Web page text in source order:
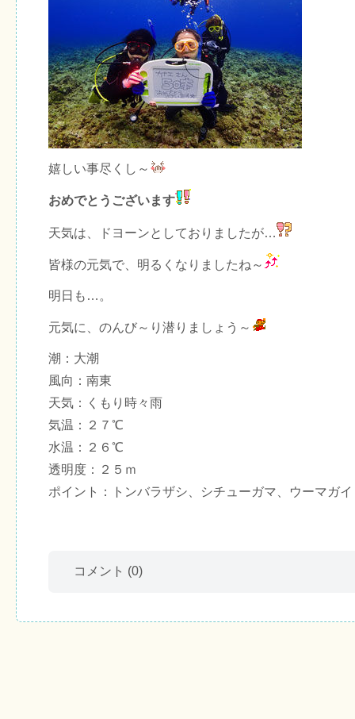
嬉しい事尽くし～
おめでとうございます
天気は、ドヨーンとしておりましたが…
皆様の元気で、明るくなりましたね～
明日も…。
元気に、のんび～り潜りましょう～
潮：大潮
風向：南東
天気：くもり時々雨
気温：２７℃
水温：２６℃
透明度：２５ｍ
ポイント：トンバラザシ、シチューガマ、ウーマガイ
コメント (0)